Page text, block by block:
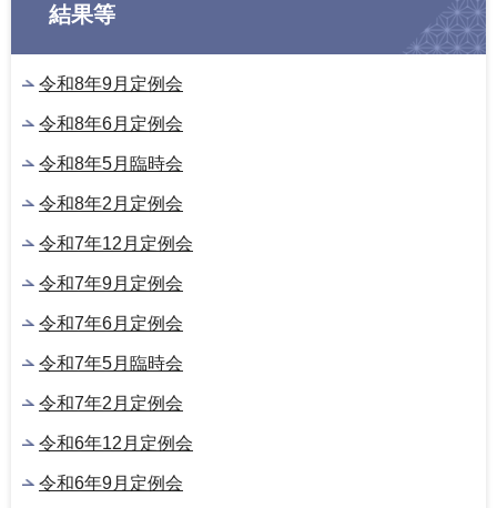
結果等
令和8年9月定例会
令和8年6月定例会
令和8年5月臨時会
令和8年2月定例会
令和7年12月定例会
令和7年9月定例会
令和7年6月定例会
令和7年5月臨時会
令和7年2月定例会
令和6年12月定例会
令和6年9月定例会